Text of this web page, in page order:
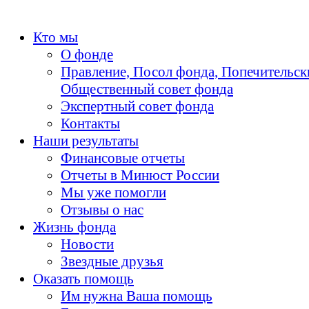
Кто мы
О фонде
Правление, Посол фонда,
Общественный совет фонда
Экспертный совет фонда
Контакты
Наши результаты
Финансовые отчеты
Отчеты в Минюст России
Мы уже помогли
Отзывы о нас
Жизнь фонда
Новости
Звездные друзья
Оказать помощь
Им нужна Ваша помощь